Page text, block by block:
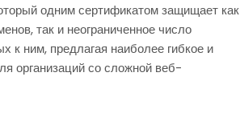
одним сертификатом защищает как
так и неограниченное число
к ним, предлагая наиболее гибкое и
организаций со сложной веб-